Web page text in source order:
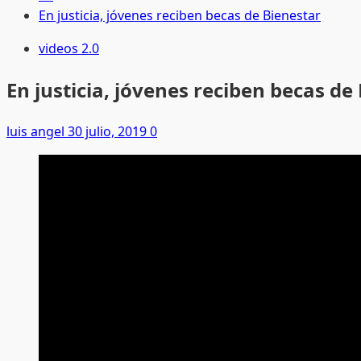
En justicia, jóvenes reciben becas de Bienestar
videos 2.0
En justicia, jóvenes reciben becas
luis angel 30 julio, 20190